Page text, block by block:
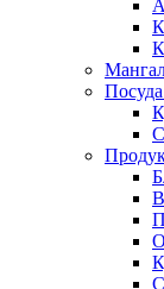
Посуда